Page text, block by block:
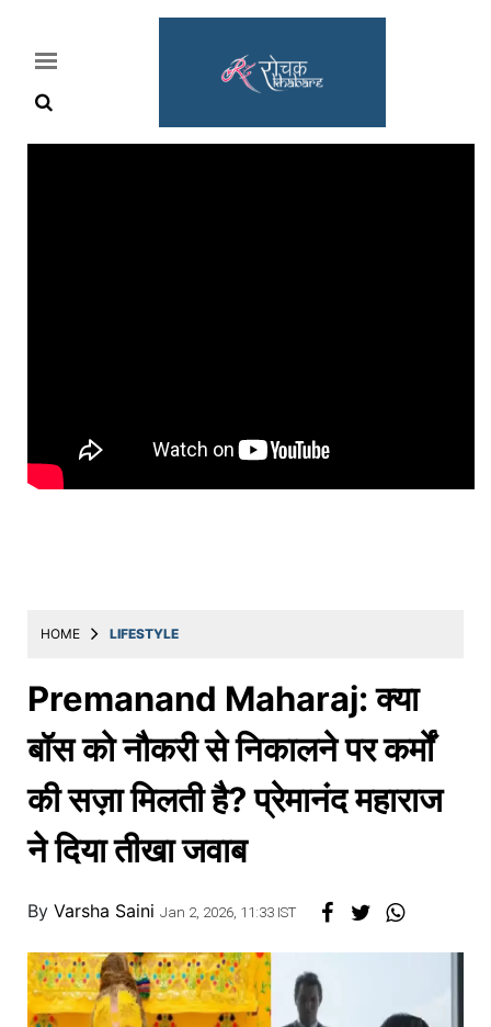
&
मराठी
मनोरंजन
स्पोर्ट्स
बिझनेस
लाईफस्टाईल
ट्रॅव्हल
खाना
HOME LIFESTYLE
Premanand Maharaj: क्या
बॉस को नौकरी से निकालने पर कर्मों
की सज़ा मिलती है? प्रेमानंद महाराज
ने दिया तीखा जवाब
By Varsha Saini Jan 2, 2026, 11:33 IST